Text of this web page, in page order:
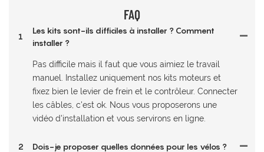
FAQ
1
Les kits sont-ils difficiles à installer ? Comment
installer ?
Pas difficile mais il faut que vous aimiez le travail
manuel. Installez uniquement nos kits moteurs et
fixez bien le levier de frein et le contrôleur. Connecter
les câbles, c'est ok. Nous vous proposerons une
vidéo d'installation et vous servirons en ligne.
2 Dois-je proposer quelles données pour les vélos ?